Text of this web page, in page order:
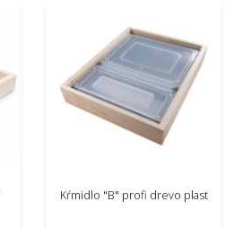
Kŕmidlo "B" profi drevo plast